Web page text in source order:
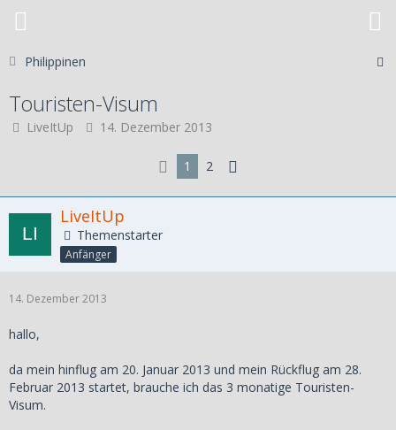
Philippinen
Touristen-Visum
LiveItUp 14. Dezember 2013
1 2
LiveItUp
Themenstarter
Anfänger
14. Dezember 2013
hallo,
da mein hinflug am 20. Januar 2013 und mein Rückflug am 28.
Februar 2013 startet, brauche ich das 3 monatige Touristen-
Visum.